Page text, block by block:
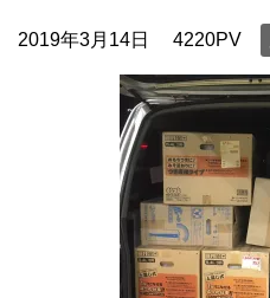
2019年3月14日 4220PV